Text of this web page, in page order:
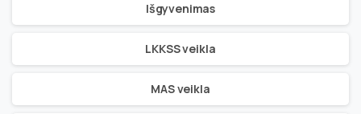
Išgyvenimas
LKKSS veikla
MAS veikla